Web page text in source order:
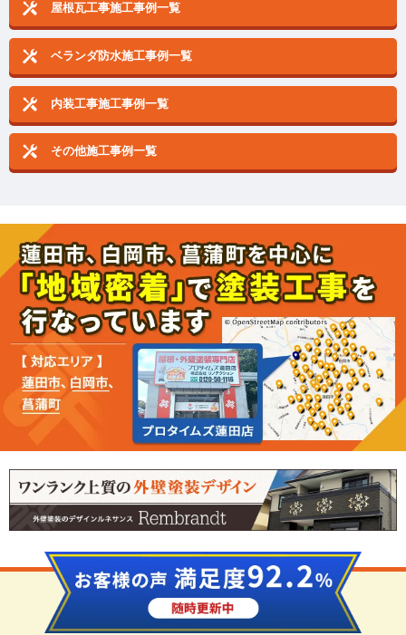
屋根瓦工事施工事例一覧
ベランダ防水施工事例一覧
内装工事施工事例一覧
その他施工事例一覧